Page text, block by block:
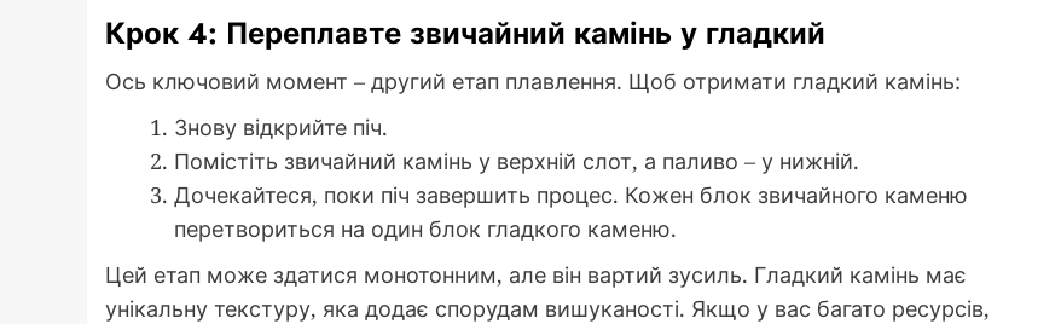
Крок 4: Переплавте звичайний камінь у гладкий
Ось ключовий момент – другий етап плавлення. Щоб отримати гладкий камінь:
Знову відкрийте піч.
Помістіть звичайний камінь у верхній слот, а паливо – у нижній.
Дочекайтеся, поки піч завершить процес. Кожен блок звичайного каменю
перетвориться на один блок гладкого каменю.
Цей етап може здатися монотонним, але він вартий зусиль. Гладкий камінь має
унікальну текстуру, яка додає спорудам вишуканості. Якщо у вас багато ресурсів,